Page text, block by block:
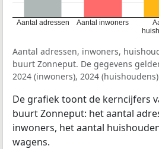
Aantal adressen Aantal inwoners
Aantal adressen, inwoners,
buurt Zonneput. De gegevens
2024 (inwoners), 2024
De grafiek toont de kerncijfers
buurt Zonneput: het aantal
inwoners, het aantal
wagens.